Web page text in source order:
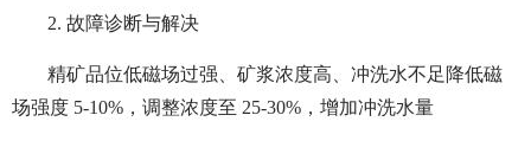
2. 故障诊断与解决
精矿品位低磁场过强、矿浆浓度高、冲洗水不足降低磁
场强度 5-10%，调整浓度至 25-30%，增加冲洗水量